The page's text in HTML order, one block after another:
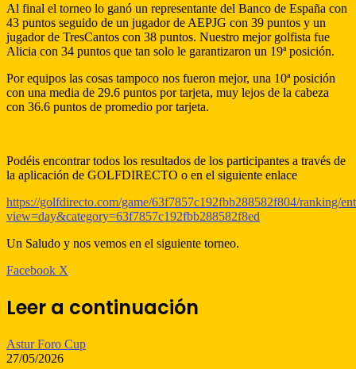
Al final el torneo lo ganó un representante del Banco de España con
43 puntos seguido de un jugador de AEPJG con 39 puntos y un
jugador de TresCantos con 38 puntos. Nuestro mejor golfista fue
Alicia con 34 puntos que tan solo le garantizaron un 19ª posición.
Por equipos las cosas tampoco nos fueron mejor, una 10ª posición
con una media de 29.6 puntos por tarjeta, muy lejos de la cabeza
con 36.6 puntos de promedio por tarjeta.
Podéis encontrar todos los resultados de los participantes a través de
la aplicación de GOLFDIRECTO o en el siguiente enlace
https://golfdirecto.com/game/63f7857c192fbb288582f804/ranking/
view=day&category=63f7857c192fbb288582f8ed
Un Saludo y nos vemos en el siguiente torneo.
Facebook X
electrónico
Leer a continuación
Astur Foro Cup
27/05/2026